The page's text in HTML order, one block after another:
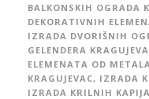
BALKONSKIH OGRADA
DEKORATIVNIH
IZRADA DVORIŠNIH
GELENDERA
ELEMENATA OD
KRAGUJEVAC, IZRADA
IZRADA KRILNIH